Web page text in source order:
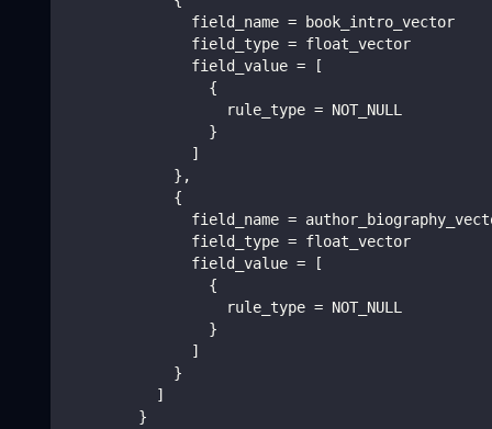
              field_name = book_intro_vector
              field_type = float_vector
              field_value = [
                {
                  rule_type = NOT_NULL
                }
              ]
            },
            {
field_name =
              field_type = float_vector
              field_value = [
                {
                  rule_type = NOT_NULL
                }
              ]
            }
          ]
        }